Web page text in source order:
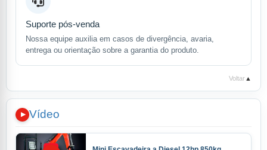
Suporte pós-venda
Nossa equipe auxilia em casos de divergência, avaria,
entrega ou orientação sobre a garantia do produto.
Voltar ▲
Vídeo